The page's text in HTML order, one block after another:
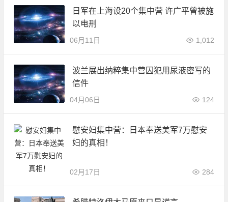
日军在上海设20个集中营 许广平曾被施
以电刑
06月11日 1,012
波兰展出纳粹集中营囚犯用尿液密写的
信件
04月06日 124
慰安妇集中营：日本奉送美军7万慰安
妇的真相！
02月17日 284